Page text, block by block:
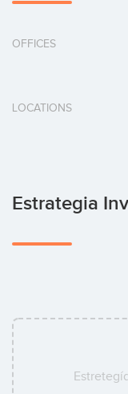
OFFICES
LOCATIONS
Estrategia